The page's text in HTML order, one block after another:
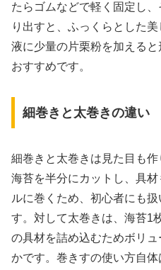
たらゴムなどで軽く固定し
り出すと、ふっくらとした
液に少量の片栗粉を加える
おすすめです。
細巻きと太巻きの違い
細巻きと太巻きは見た目も
海苔を半分にカットし、具
ルに巻くため、初心者にも
す。対して太巻きは、海苔1
の具材を詰め込むためボリ
かです。巻きすの使い方自